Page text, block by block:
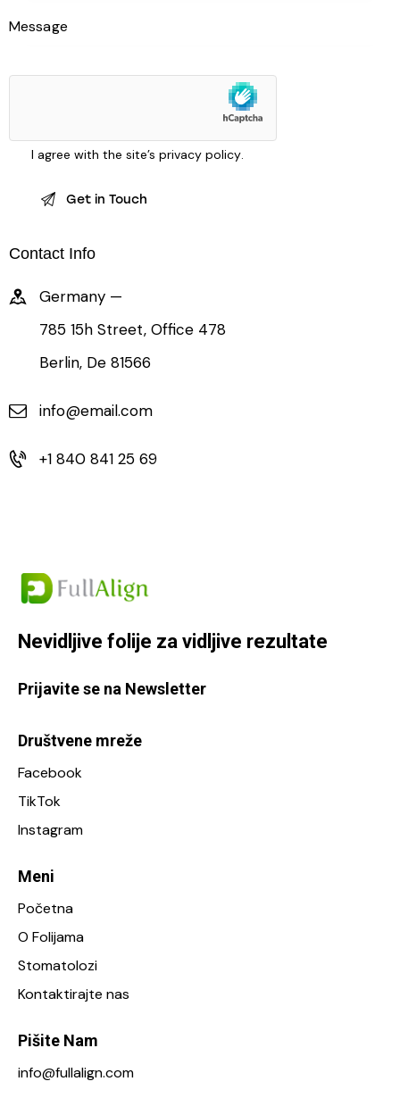
I agree with the site’sprivacy policy.
Contact Info
Germany —
785 15h Street, Office 478
Berlin, De 81566
info@email.com
+1 840 841 25 69
Nevidljive folije za vidljive rezultate
Prijavite se na Newsletter
Društvene mreže
Facebook
TikTok
Instagram
Meni
Početna
O Folijama
Stomatolozi
Kontaktirajte nas
Pišite Nam
info@fullalign.com